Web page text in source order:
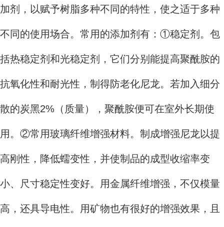
加剂，以赋予树脂多种不同的特性，使之适于多种
不同的使用场合。常用的添加剂有：①稳定剂。包
括热稳定剂和光稳定剂，它们分别能提高聚酰胺的
抗氧化性和耐光性，制得防老化尼龙。若加入细分
散的炭黑2%（质量），聚酰胺便可在室外长期使
用。②常用玻璃纤维增强材料。制成增强尼龙以提
高刚性，降低蠕变性，并使制品的成型收缩率变
小、尺寸稳定性变好。用金属纤维增强，不仅模量
高，还具导电性。用矿物也有很好的增强效果，且